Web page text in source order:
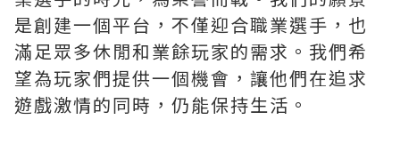
是創建一個平台，不僅迎合職業選手，也
滿足眾多休閒和業餘玩家的需求。我們希
望為玩家們提供一個機會，讓他們在追求
遊戲激情的同時，仍能保持生活。